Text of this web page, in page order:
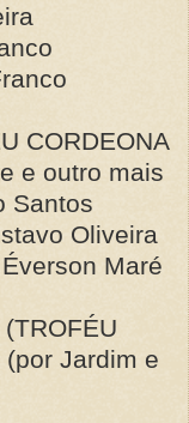
CORDEONA
e outro mais
Santos
Oliveira
Maré
(por Jardim e